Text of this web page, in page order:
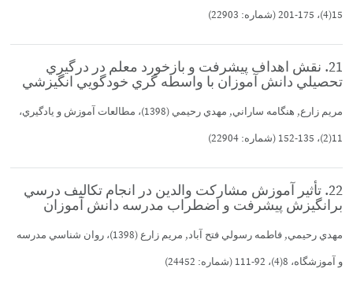
15(4)، 175-201 (شماره: 22903)
21. نقش اهداف پيشرفت و بازخورد معلم در درگيري
تحصيلي دانش آموزان با واسطه گري خودگويي انگيزشي
مريم زارع, هنگامه ساراني, مهدي رحيمي (1398)، مطالعات آموزش و يادگيري،
11(2)، 135-152 (شماره: 22904)
22. تأثير آموزش مشاركت والدين در انجام تكاليف درسي
برانگيزش پيشرفت و اضطراب مدرسه دانش آموزان
مهدي رحيمي, فاطمه رسولي فتح آباد, مريم زارع (1398)، روان شناسي مدرسه
و آموزشگاه، 8(4)، 92-111 (شماره: 24452)